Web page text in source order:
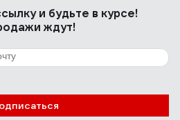
и будьте в курсе!
ждут!